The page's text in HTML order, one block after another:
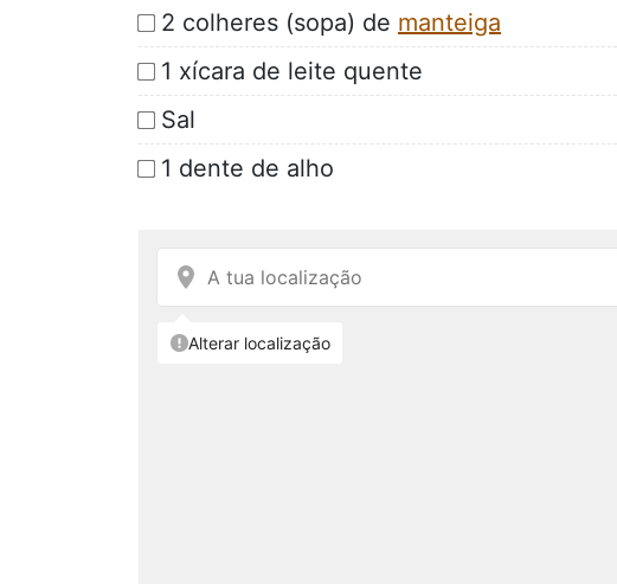
2 colheres (sopa) de manteiga
1 xícara de leite quente
Sal
1 dente de alho